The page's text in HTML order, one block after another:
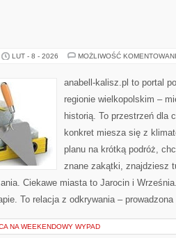
LUT - 8 - 2026 MOŻLIWOŚĆ
anabell-kalisz.pl to portal
regionie wielkopolskim –
historią. To przestrzeń dla
konkret miesza się z
planu na krótką podróż,
znane zakątki, znajdziesz
Ciekawe miasta to Jarocin i
To relacja z odkrywania –
NA WEEKENDOWY WYPAD